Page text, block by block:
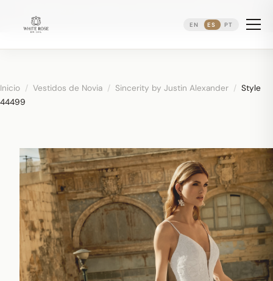
Distrito Ironbound de NewarkEN ES PT
Inicio / Vestidos de Novia / Sincerity by Justin Alexander / Style
44499